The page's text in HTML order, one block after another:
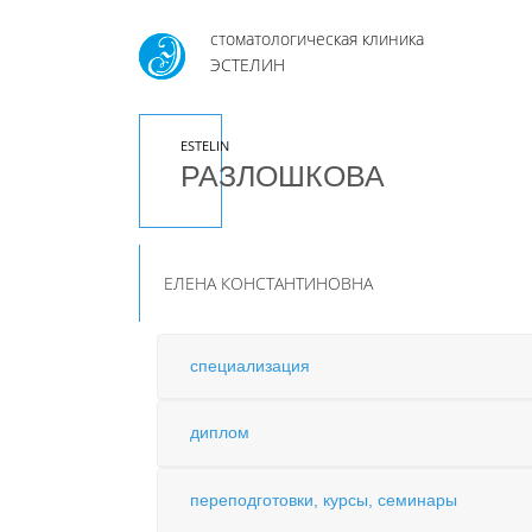
стоматологическая клиника
ЭСТЕЛИН
ESTELIN
РАЗЛОШКОВА
ЕЛЕНА КОНСТАНТИНОВНА
специализация
диплом
переподготовки, курсы, семинары